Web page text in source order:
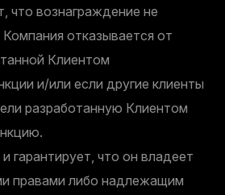
что вознаграждение не
отказывается от
Клиентом
и/или если другие клиенты
разработанную Клиентом
гарантирует, что он владеет
правами либо надлежащим